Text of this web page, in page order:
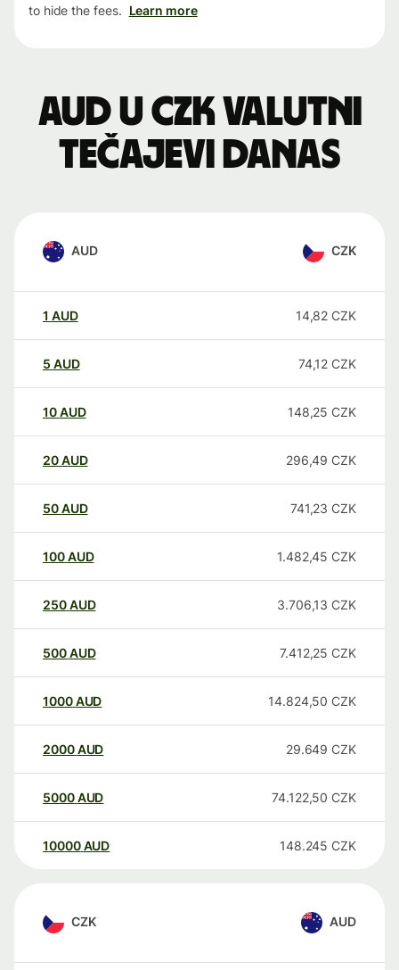
to hide the fees. Learn more
AUD u CZK valutni
tečajevi danas
AUD CZK
1 AUD 14,82 CZK
5 AUD 74,12 CZK
10AUD 148,25 CZK
20AUD 296,49 CZK
50AUD 741,23 CZK
100AUD 1.482,45 CZK
250AUD 3.706,13 CZK
500AUD 7.412,25 CZK
1000AUD 14.824,50 CZK
2000AUD 29.649 CZK
5000AUD 74.122,50 CZK
10000 AUD 148.245 CZK
CZK AUD